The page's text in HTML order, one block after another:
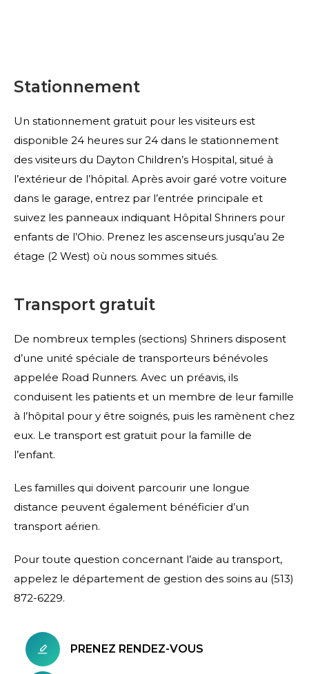
Stationnement
Un stationnement gratuit pour les visiteurs est
disponible 24 heures sur 24 dans le stationnement
des visiteurs du Dayton Children’s Hospital, situé à
l’extérieur de l’hôpital. Après avoir garé votre voiture
dans le garage, entrez par l’entrée principale et
suivez les panneaux indiquant Hôpital Shriners pour
enfants de l’Ohio. Prenez les ascenseurs jusqu’au 2e
étage (2 West) où nous sommes situés.
Transport gratuit
De nombreux temples (sections) Shriners disposent
d’une unité spéciale de transporteurs bénévoles
appelée Road Runners. Avec un préavis, ils
conduisent les patients et un membre de leur famille
à l’hôpital pour y être soignés, puis les ramènent chez
eux. Le transport est gratuit pour la famille de
l’enfant.
Les familles qui doivent parcourir une longue
distance peuvent également bénéficier d’un
transport aérien.
Pour toute question concernant l’aide au transport,
appelez le département de gestion des soins au (513)
872-6229.
PRENEZ RENDEZ-VOUS